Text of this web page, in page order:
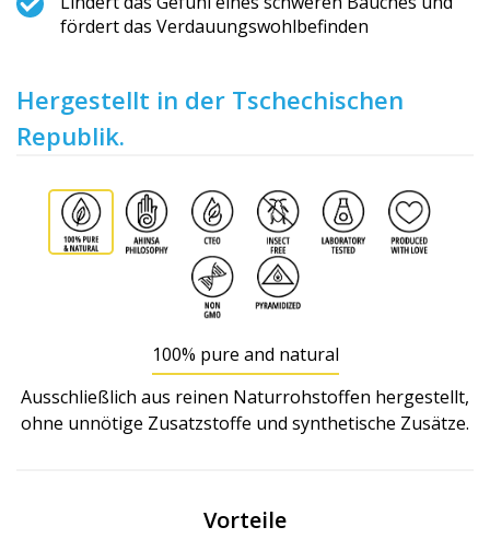
fördert das Verdauungswoh­lbefinden
Hergestellt in der Tschechischen
Republik.
100% pure and natural
Ausschließlich aus reinen Naturrohstoffen hergestellt,
ohne unnötige Zusatzstoffe und synthetische Zusätze.
Vorteile